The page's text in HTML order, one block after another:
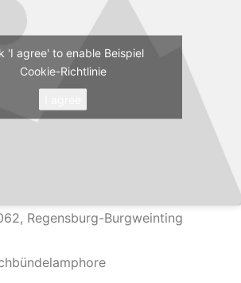
'I agree' to enable Beispiel
Cookie-Richtlinie
Regensburg-Burgweinting